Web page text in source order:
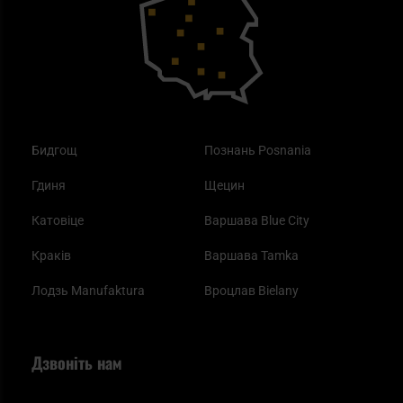
Бидгощ
Гдиня
Катовіце
Краків
Лодзь Manufaktura
Познань Posnania
Щецин
Варшава Blue City
Варшава Tamka
Вроцлав Bielany
Найкращі спальні мішки на осінь
Дзвоніть нам